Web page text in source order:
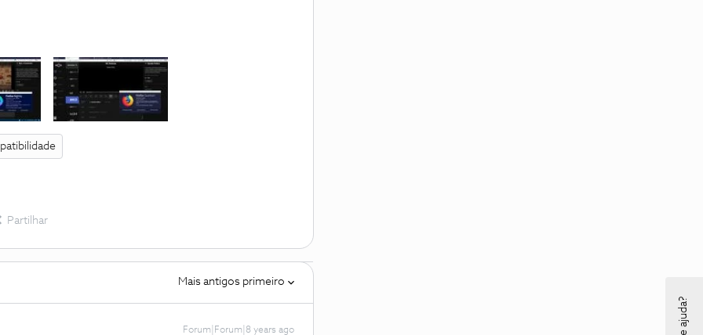
Partilhar
Mais antigos primeiro
Forum|Forum|8 years ago